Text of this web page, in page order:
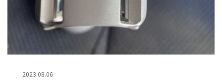
2023.08.06